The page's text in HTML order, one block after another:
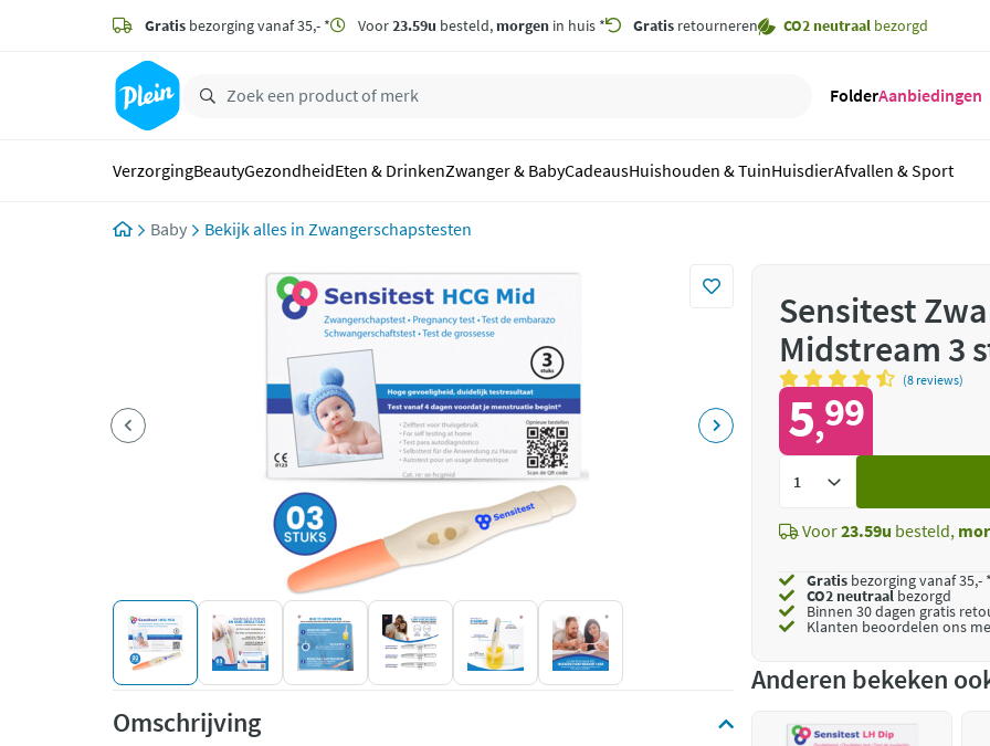
zoeken
hoofdinhoud
Gratis bezorging vanaf 35,- * Voor23.59u besteld, morgen in huis * Gratis retourneren CO2 neutraal bezorgd
FolderAanbiedingen
VerzorgingBeautyGezondheidEten & DrinkenZwanger & BabyCadeausHuishouden & TuinHuisdierAfvallen & Sport
Baby Zwangerschapstesten
Omschrijving
Sensitest
Midstream 3
(8 reviews)
5,99
Voor23.59u besteld,
Gratis bezorging vanaf 35,- *
CO2 neutraalbezorgd
Binnen 30 dagen gratis
Klanten beoordelen ons
Anderen bekeken